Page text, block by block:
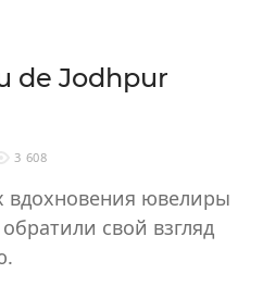
de Jodhpur
3 608
вдохновения ювелиры
свой взгляд